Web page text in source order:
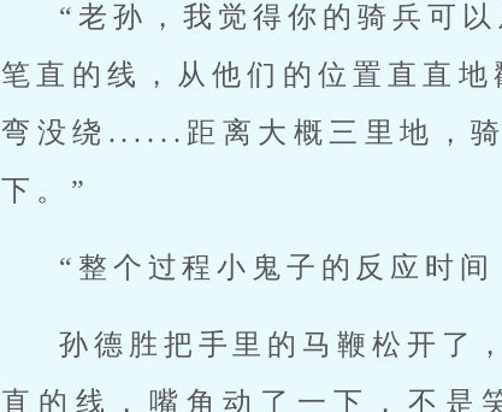
“老孙，我觉得你的骑兵可
笔直的线，从他们的位置直直
弯没绕......距离大概三里地，
下。”
“整个过程小鬼子的反应时间
孙德胜把手里的马鞭松开了
直的线，嘴角动了一下，不是